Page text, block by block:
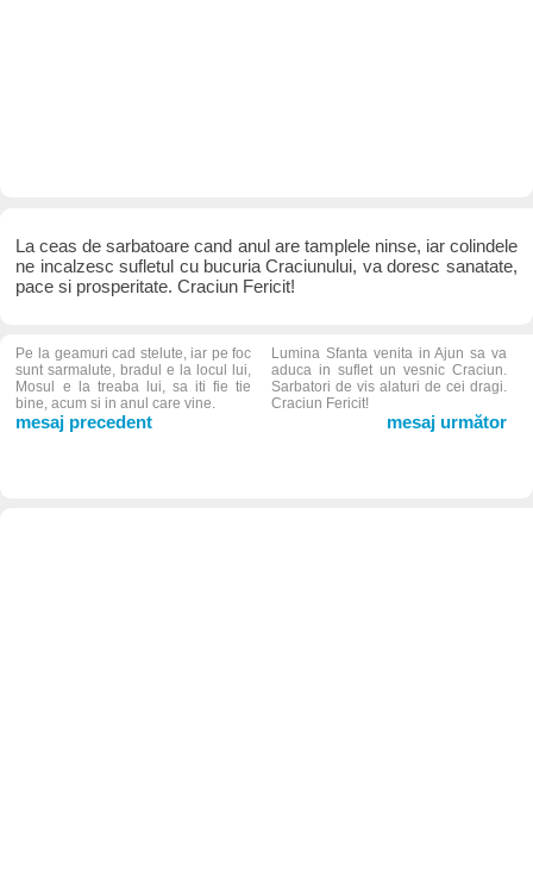
La ceas de sarbatoare cand anul are tamplele ninse, iar colindele
ne incalzesc sufletul cu bucuria Craciunului, va doresc sanatate,
pace si prosperitate. Craciun Fericit!
Pe la geamuri cad stelute, iar pe foc
sunt sarmalute, bradul e la locul lui,
Mosul e la treaba lui, sa iti fie tie
bine, acum si in anul care vine.
mesaj precedent
Lumina Sfanta venita in Ajun sa va
aduca in suflet un vesnic Craciun.
Sarbatori de vis alaturi de cei dragi.
Craciun Fericit!
mesaj următor